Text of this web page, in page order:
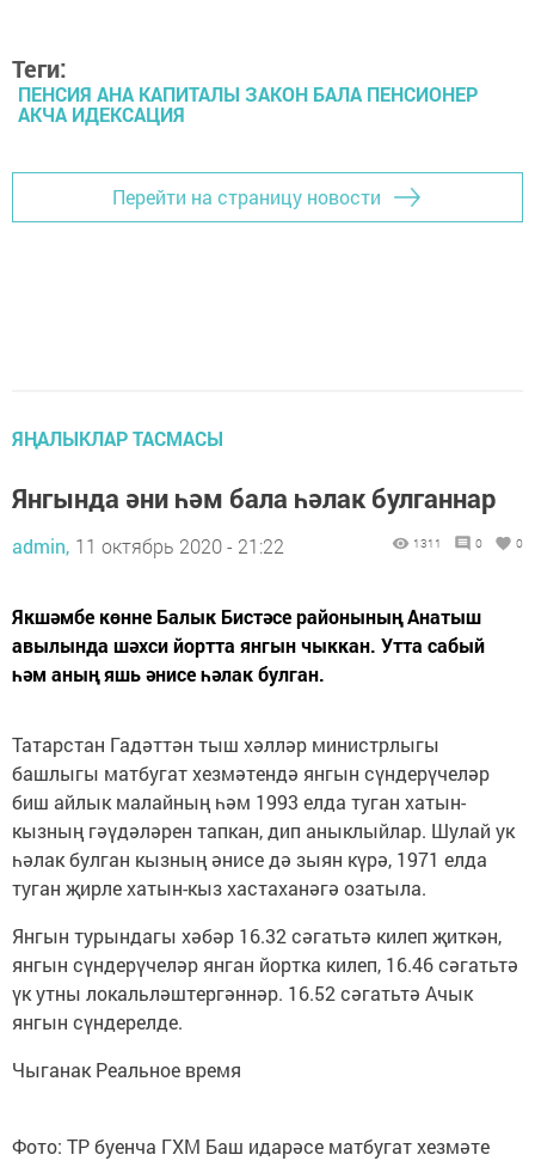
Теги:
ПЕНСИЯ АНА КАПИТАЛЫ ЗАКОН БАЛА ПЕНСИОНЕР
АКЧА ИДЕКСАЦИЯ
Перейти на страницу новости
ЯҢАЛЫКЛАР ТАСМАСЫ
Янгында әни һәм бала һәлак булганнар
admin, 11 октябрь 2020 - 21:22 1311 0 0
Якшәмбе көнне Балык Бистәсе районының Анатыш
авылында шәхси йортта янгын чыккан. Утта сабый
һәм аның яшь әнисе һәлак булган.
Татарстан Гадәттән тыш хәлләр министрлыгы
башлыгы матбугат хезмәтендә янгын сүндерүчеләр
биш айлык малайның һәм 1993 елда туган хатын-
кызның гәүдәләрен тапкан, дип аныклыйлар. Шулай ук
һәлак булган кызның әнисе дә зыян күрә, 1971 елда
туган җирле хатын-кыз хастаханәгә озатыла.
Янгын турындагы хәбәр 16.32 сәгатьтә килеп җиткән,
янгын сүндерүчеләр янган йортка килеп, 16.46 сәгатьтә
үк утны локальләштергәннәр. 16.52 сәгатьтә Ачык
янгын сүндерелде.
Чыганак Реальное время
Фото: ТР буенча ГХМ Баш идарәсе матбугат хезмәте